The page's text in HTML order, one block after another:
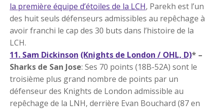
la première équipe d’étoiles de la LCH, Parekh est l’un
des huit seuls défenseurs admissibles au repêchage à
avoir franchi le cap des 30 buts dans l’histoire de la
LCH.
11. Sam Dickinson (Knights de London / OHL, D)* –
Sharks de San Jose: Ses 70 points (18B-52A) sont le
troisième plus grand nombre de points par un
défenseur des Knights de London admissible au
repêchage de la LNH, derrière Evan Bouchard (87 en